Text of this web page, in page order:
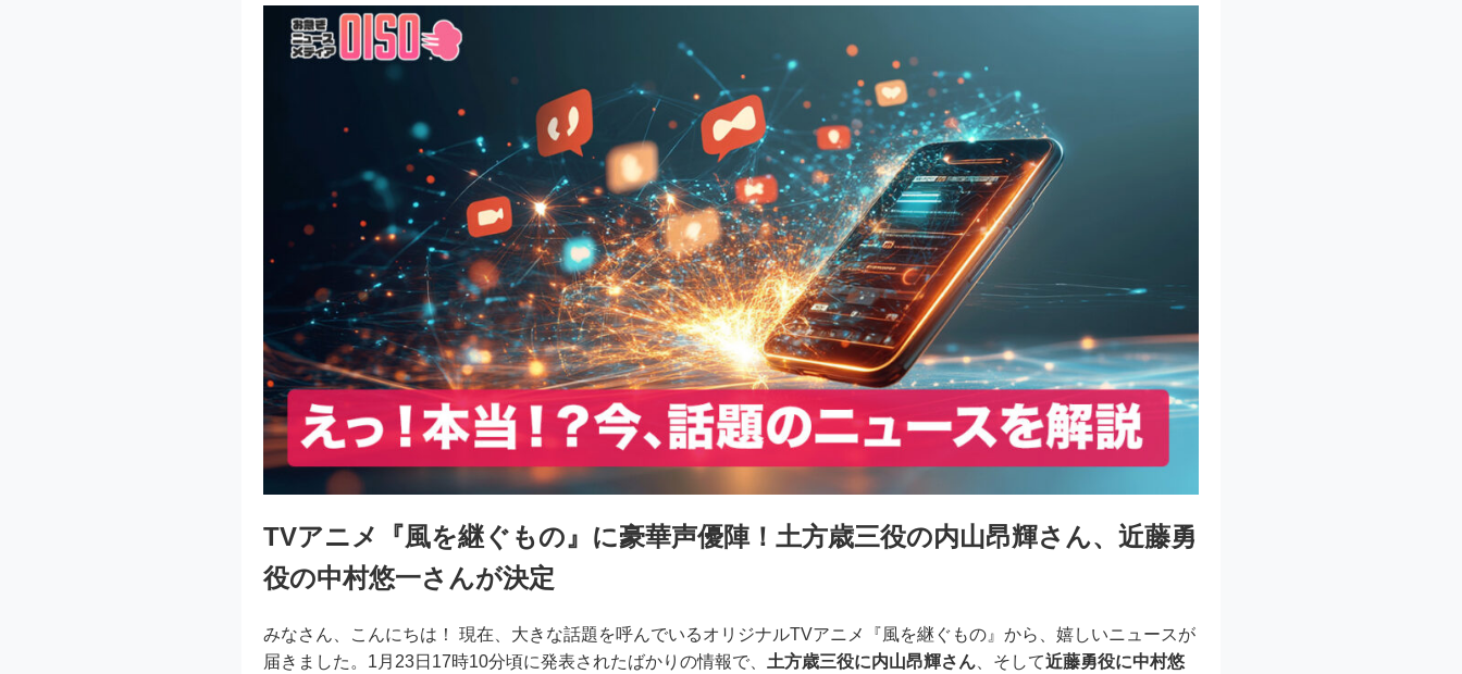
TVアニメ『風を継ぐもの』に豪華声優陣！土方歳三役の内山昂輝さん、近藤勇
役の中村悠一さんが決定
みなさん、こんにちは！ 現在、大きな話題を呼んでいるオリジナルTVアニメ『風を継ぐもの』から、嬉しいニュースが
届きました。1月23日17時10分頃に発表されたばかりの情報で、 土方歳三役に内山昂輝さん 、そして近藤勇役に中村悠